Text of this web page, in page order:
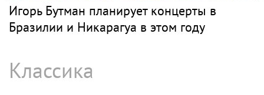
Игорь Бутман планирует концерты в
Бразилии и Никарагуа в этом году
Классика